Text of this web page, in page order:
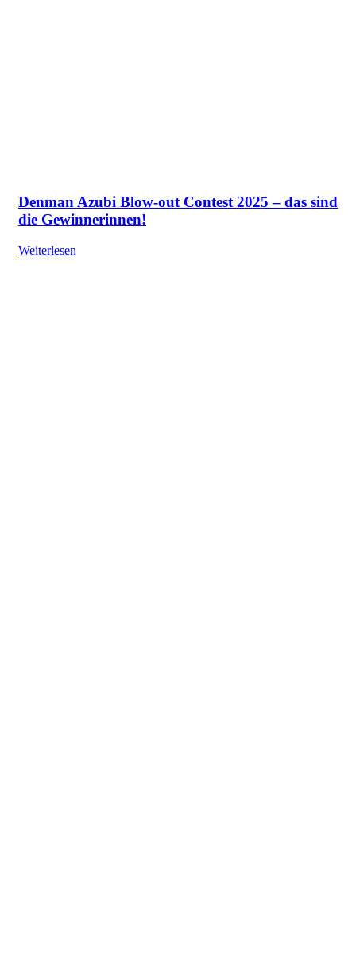
Denman Azubi Blow-out Contest 2025 – das sind
die Gewinnerinnen!
Weiterlesen